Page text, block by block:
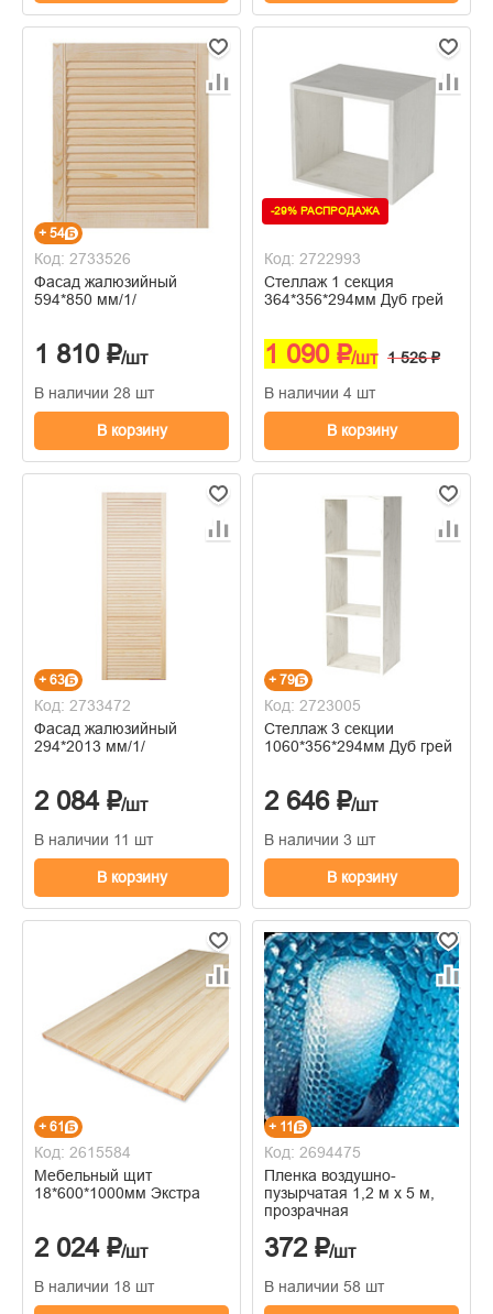
+ 54
Код: 2733526
Фасад жалюзийный
594*850 мм/1/
1 810 ₽/шт
В наличии 28 шт
В корзину
-29% РАСПРОДАЖА
Код: 2722993
Стеллаж 1 секция
364*356*294мм Дуб грей
1 090 ₽/шт 1 526 ₽
В наличии 4 шт
В корзину
+ 63
Код: 2733472
Фасад жалюзийный
294*2013 мм/1/
2 084 ₽/шт
В наличии 11 шт
В корзину
+ 79
Код: 2723005
Стеллаж 3 секции
1060*356*294мм Дуб грей
2 646 ₽/шт
В наличии 3 шт
В корзину
+ 61
Код: 2615584
Мебельный щит
18*600*1000мм Экстра
2 024 ₽/шт
В наличии 18 шт
+ 11
Код: 2694475
Пленка воздушно-
пузырчатая 1,2 м х 5 м,
прозрачная
372 ₽/шт
В наличии 58 шт